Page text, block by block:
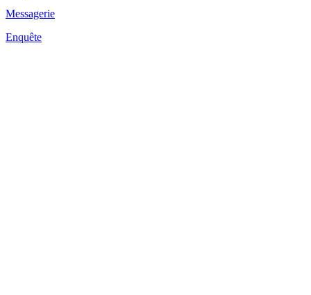
Messagerie
Enquête